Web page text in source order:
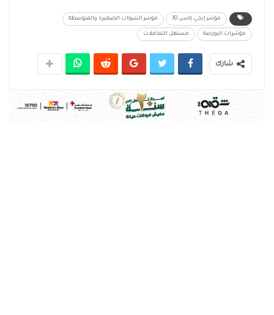
مؤشر إيجي إكس 30 مؤشر الشركات الصغيرة والمتوسطة
مؤشرات البورصة مستهل التعاملات
شارك